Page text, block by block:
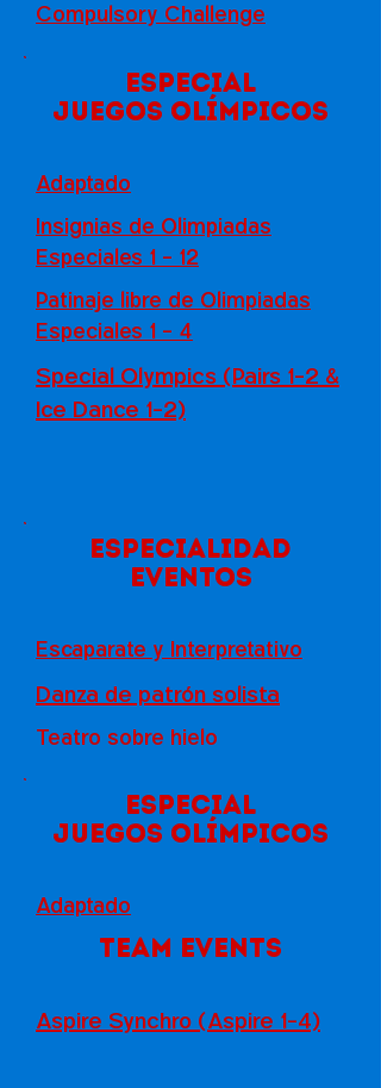
Compulsory Challenge
especial
Juegos Olímpicos
Adaptado
Insignias de Olimpiadas
Especiales 1 - 12
Patinaje libre de Olimpiadas
Especiales 1 - 4
Special Olympics (Pairs 1-2 &
Ice Dance 1-2)
Especialidad
Eventos
Escaparate y Interpretativo
Danza de patrón solista
Teatro sobre hielo
especial
Juegos Olímpicos
Adaptado
team events
Aspire Synchro (Aspire 1-4)